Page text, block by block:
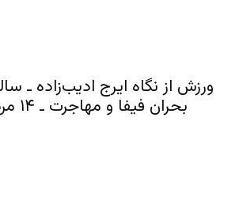
ورزش از نگاه ایرج ادیب‌زاده ـ
بحران فیفا و مهاجرت ـ ۱۴ مرداد / ۵ آگوست